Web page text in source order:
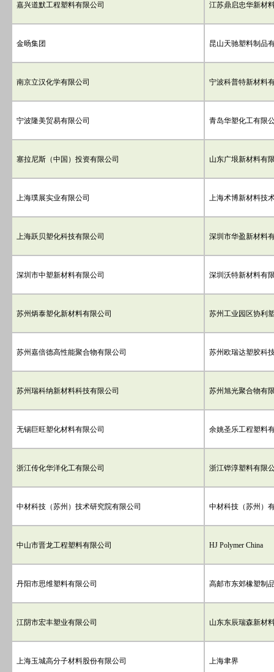
嘉兴道默工程塑料有限公司 江苏鼎启忠华新材
金旸集团 昆山天驰塑料制品
南京立汉化学有限公司 宁波科普特新材料
宁波隆美贸易有限公司 青岛华塑化工有限
塞拉尼斯（中国）投资有限公司 山东广垠新材料有
上海璞展实业有限公司 上海术博新材料技
上海跃贝塑化科技有限公司 深圳市华盈新材料
深圳市中塑新材料有限公司 深圳沃特新材料有
苏州炳泰塑化新材料有限公司 苏州工业园区协利
苏州嘉倍德高性能聚合物有限公司 苏州欧瑞达塑胶科
苏州瑞科纳新材料科技有限公司 苏州旭光聚合物有
无锡巨旺塑化材料有限公司 余姚圣乐工程塑料
浙江传化华洋化工有限公司 浙江铧淳塑料有限
中材科技（苏州）技术研究院有限公司 中材科技（苏州）
中山市晋龙工程塑料有限公司 HJ Polymer China
丹阳市思维塑料有限公司 高邮市东郊橡塑制
江阴市宏丰塑业有限公司 山东东辰瑞森新材
上海玉城高分子材料股份有限公司 上海聿界